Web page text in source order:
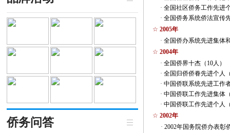
侨务问答
·全国社区侨务工作先进
·全国侨务系统侨法宣传
☆ 2005年
·全国侨办系统先进集体
☆ 2004年
·全国侨界十杰（10人）
·全国归侨侨眷先进个人
·中国侨联系统先进工作
·中国侨联工作先进集体
·中国侨联工作先进个人
☆ 2002年
·2002年国务院侨办表彰